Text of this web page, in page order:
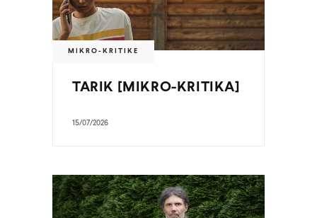
MIKRO-KRITIKE
TARIK [MIKRO-KRITIKA]
15/07/2026